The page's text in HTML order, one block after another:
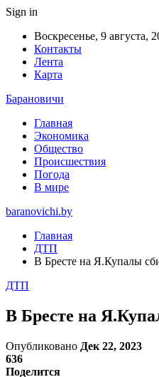
Sign in
Воскресенье, 9 августа,
Контакты
Лента
Карта
Барановичи
Главная
Экономика
Общество
Происшествия
Погода
В мире
baranovichi.by
Главная
ДТП
В Бресте на Я.Купалы
ДТП
В Бресте на
Опубликовано Дек 22, 2023
636
Поделится